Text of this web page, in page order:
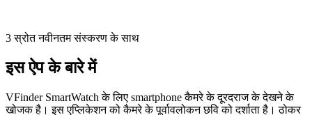
3 स्रोत नवीनतम संस्करण के साथ
इस ऐप के बारे में
VFinder SmartWatch के लिए smartphone कैमरे के दूरदराज के देखने के
खोजक है। इस एप्लिकेशन को कैमरे के पूर्वावलोकन छवि को दर्शाता है। ठोकर